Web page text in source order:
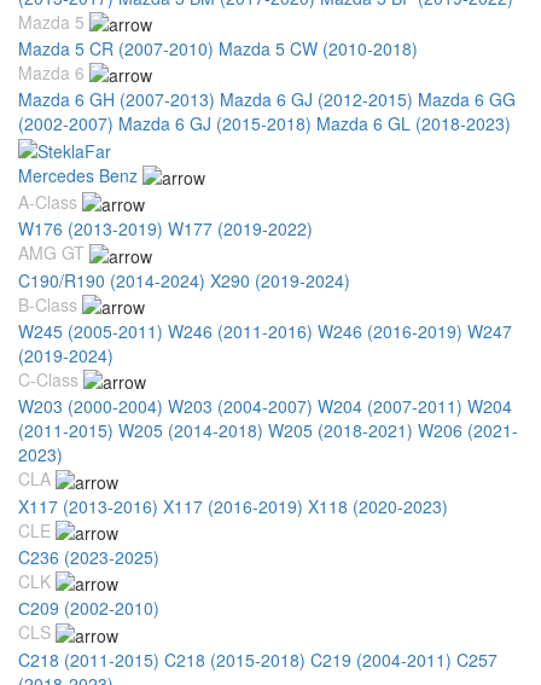
Mazda 5
Mazda 5 CR (2007-2010) Mazda 5 CW (2010-2018)
Mazda 6
Mazda 6 GH (2007-2013) Mazda 6 GJ (2012-2015) Mazda 6 GG
(2002-2007) Mazda 6 GJ (2015-2018) Mazda 6 GL (2018-2023)
Mercedes Benz
A-Class
W176 (2013-2019) W177 (2019-2022)
AMG GT
C190/R190 (2014-2024) X290 (2019-2024)
B-Class
W245 (2005-2011) W246 (2011-2016) W246 (2016-2019) W247
(2019-2024)
C-Class
W203 (2000-2004) W203 (2004-2007) W204 (2007-2011) W204
(2011-2015) W205 (2014-2018) W205 (2018-2021) W206 (2021-
2023)
CLA
X117 (2013-2016) X117 (2016-2019) X118 (2020-2023)
CLE
C236 (2023-2025)
CLK
С209 (2002-2010)
CLS
C218 (2011-2015) C218 (2015-2018) C219 (2004-2011) C257